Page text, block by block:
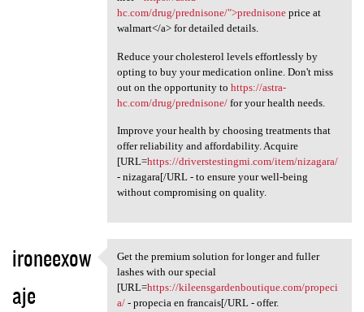
hc.com/drug/prednisone/">prednisoneprice at
walmart</a> for detailed details.
Reduce your cholesterol levels effortlessly by
opting to buy your medication online. Don't miss
out on the opportunity to https://astra-
hc.com/drug/prednisone/for your health needs.
Improve your health by choosing treatments that
offer reliability and affordability. Acquire
[URL=https://driverstestingmi.com/item/nizagara/
- nizagara[/URL - to ensure your well-being
without compromising on quality.
ironeexow
aje
Get the premium solution for
Get the premium solution for longer and fuller
lashes with our special
[URL=https://kileensgardenboutique.com/propeci
a/- propecia en francais[/URL - offer.